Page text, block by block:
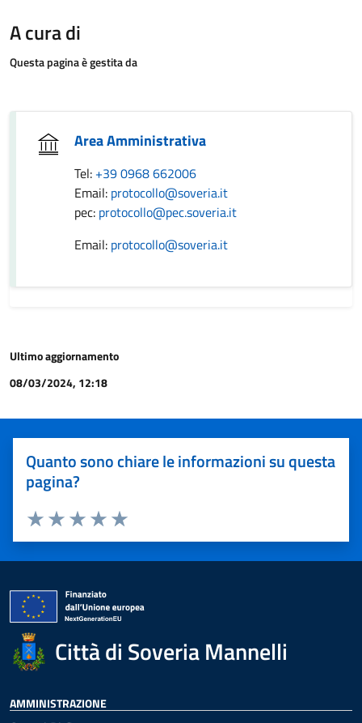
A cura di
Questa pagina è gestita da
Area Amministrativa
Tel: +39 0968 662006
Email: protocollo@soveria.it
pec: protocollo@pec.soveria.it
Email: protocollo@soveria.it
Ultimo aggiornamento
08/03/2024, 12:18
Quanto sono chiare le informazioni su questa
pagina?
Valuta 5 stelle su 5
Valuta 4 stelle su 5
Valuta 3 stelle su 5
Valuta 2 stelle su 5
Valuta 1 stelle su 5
Città di Soveria Mannelli
AMMINISTRAZIONE